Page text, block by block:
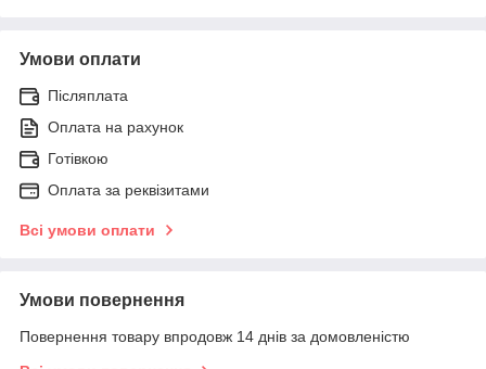
Умови оплати
Післяплата
Оплата на рахунок
Готівкою
Оплата за реквізитами
Всі умови оплати
Умови повернення
Повернення товару впродовж 14 днів за домовленістю